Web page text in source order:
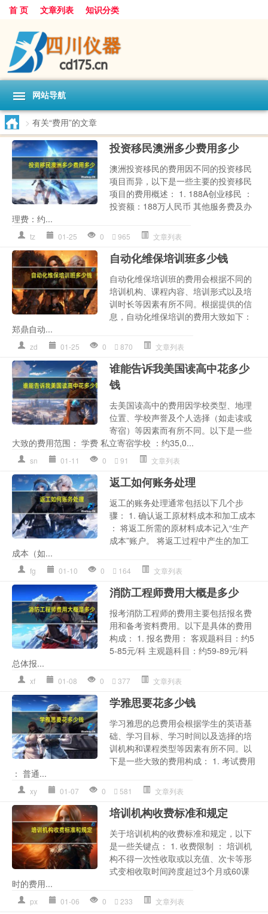
首 页 文章列表 知识分类
网站导航
> 有关“费用”的文章
投资移民澳洲多少费用多少
澳洲投资移民的费用因不同的投资移民
项目而异，以下是一些主要的投资移民
项目的费用概述： 1. 188A创业移民 ：
投资额：188万人民币 其他服务费及办
理费：约...
tz 01-25 0 965 文章列表
自动化维保培训班多少钱
自动化维保培训班的费用会根据不同的
培训机构、课程内容、培训形式以及培
训时长等因素有所不同。根据提供的信
息，自动化维保培训的费用大致如下：
郑鼎自动...
zd 01-25 0 870 文章列表
谁能告诉我美国读高中花多少
钱
去美国读高中的费用因学校类型、地理
位置、学校声誉及个人选择（如走读或
寄宿）等因素而有所不同。以下是一些
大致的费用范围： 学费 私立寄宿学校 ：约35,0...
sn 01-11 0 91 文章列表
返工如何账务处理
返工的账务处理通常包括以下几个步
骤： 1. 确认返工原材料成本和加工成本
： 将返工所需的原材料成本记入“生产
成本”账户。 将返工过程中产生的加工
成本（如...
fg 01-10 0 164 文章列表
消防工程师费用大概是多少
报考消防工程师的费用主要包括报名费
用和备考资料费用。以下是具体的费用
构成： 1. 报名费用： 客观题科目：约5
5-85元/科 主观题科目：约59-89元/科
总体报...
xf 01-08 0 377 文章列表
学雅思要花多少钱
学习雅思的总费用会根据学生的英语基
础、学习目标、学习时间以及选择的培
训机构和课程类型等因素有所不同。以
下是一些大致的费用构成： 1. 考试费用
： 普通...
xy 01-07 0 581 文章列表
培训机构收费标准和规定
关于培训机构的收费标准和规定，以下
是一些关键点： 1. 收费限制 ： 培训机
构不得一次性收取或以充值、次卡等形
式变相收取时间跨度超过3个月或60课
时的费用...
px 01-06 0 233 文章列表